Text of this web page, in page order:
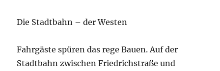
Die Stadtbahn – der Westen
Fahrgäste spüren das rege Bauen. Auf der
Stadtbahn zwischen Friedrichstraße und